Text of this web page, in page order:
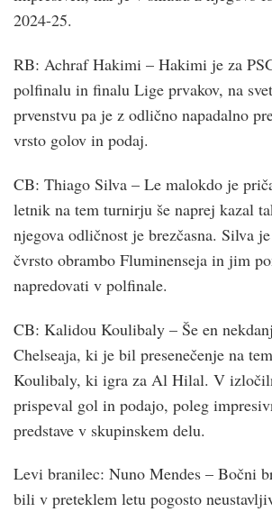
2024-25.
RB: Achraf Hakimi – Hakimi je za
polfinalu in finalu Lige prvakov, na
prvenstvu pa je z odlično napadalno
vrsto golov in podaj.
CB: Thiago Silva – Le malokdo je
letnik na tem turnirju še naprej kazal
njegova odličnost je brezčasna. Silva
čvrsto obrambo Fluminenseja in jim
napredovati v polfinale.
CB: Kalidou Koulibaly – Še en
Chelseaja, ki je bil presenečenje na
Koulibaly, ki igra za Al Hilal. V
prispeval gol in podajo, poleg
predstave v skupinskem delu.
Levi branilec: Nuno Mendes – Bočni
bili v preteklem letu pogosto